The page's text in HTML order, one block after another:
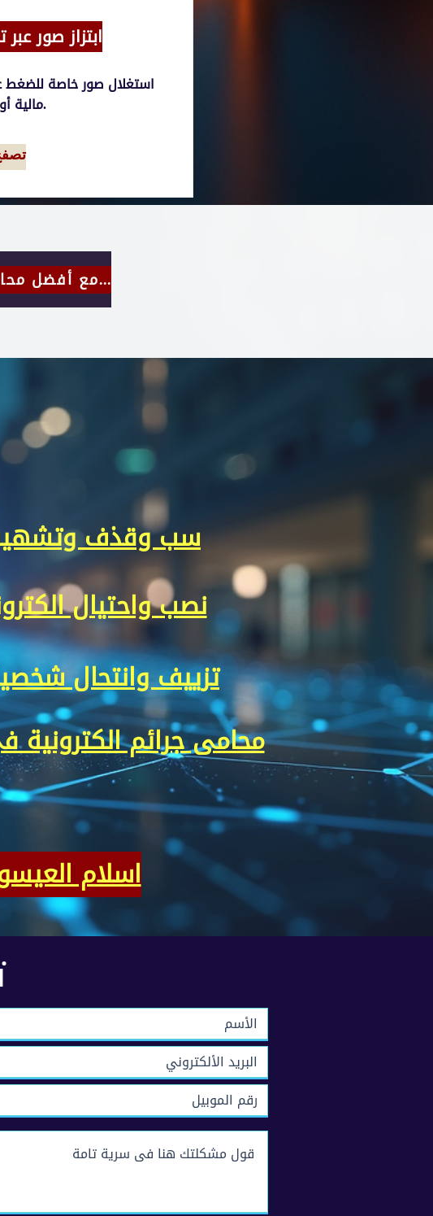
ابتزاز صور
استغلال صور خاصة للضغط
مالية أو مزايا أخرى.
للتواصل مع أفضل محامى جرائم الكترونية فى مصر اضغط هنا
سب وقذف
نصب واحتيال
تزييف وانتحال
محامى جرائم
اسلام